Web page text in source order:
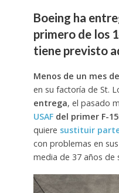
Boeing ha
primero de los
tiene previsto
Menos de un mes
en su factoría de St.
entrega, el pasado
USAFdel primer F-
quiere sustituir
con problemas en
media de 37 años de